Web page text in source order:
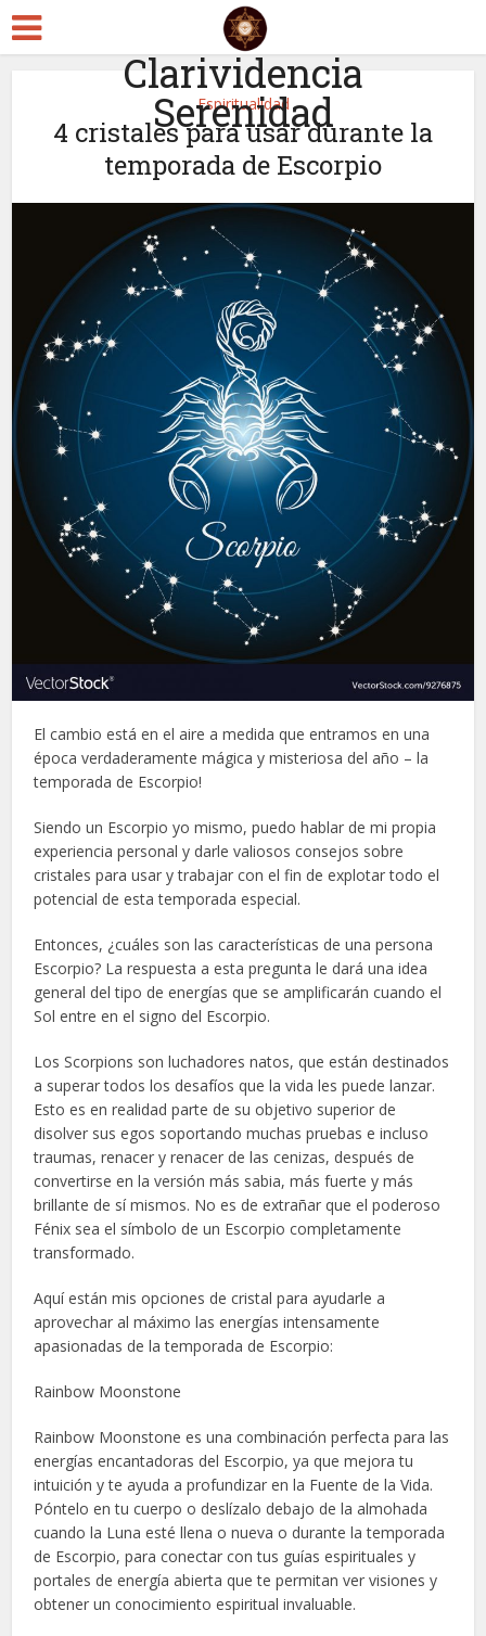
Clarividencia
Serenidad
Espiritualidad
4 cristales para usar durante la
temporada de Escorpio
El cambio está en el aire a medida que entramos en una
época verdaderamente mágica y misteriosa del año – la
temporada de Escorpio!
Siendo un Escorpio yo mismo, puedo hablar de mi propia
experiencia personal y darle valiosos consejos sobre
cristales para usar y trabajar con el fin de explotar todo el
potencial de esta temporada especial.
Entonces, ¿cuáles son las características de una persona
Escorpio? La respuesta a esta pregunta le dará una idea
general del tipo de energías que se amplificarán cuando el
Sol entre en el signo del Escorpio.
Los Scorpions son luchadores natos, que están destinados
a superar todos los desafíos que la vida les puede lanzar.
Esto es en realidad parte de su objetivo superior de
disolver sus egos soportando muchas pruebas e incluso
traumas, renacer y renacer de las cenizas, después de
convertirse en la versión más sabia, más fuerte y más
brillante de sí mismos. No es de extrañar que el poderoso
Fénix sea el símbolo de un Escorpio completamente
transformado.
Aquí están mis opciones de cristal para ayudarle a
aprovechar al máximo las energías intensamente
apasionadas de la temporada de Escorpio:
Rainbow Moonstone
Rainbow Moonstone es una combinación perfecta para las
energías encantadoras del Escorpio, ya que mejora tu
intuición y te ayuda a profundizar en la Fuente de la Vida.
Póntelo en tu cuerpo o deslízalo debajo de la almohada
cuando la Luna esté llena o nueva o durante la temporada
de Escorpio, para conectar con tus guías espirituales y
portales de energía abierta que te permitan ver visiones y
obtener un conocimiento espiritual invaluable.